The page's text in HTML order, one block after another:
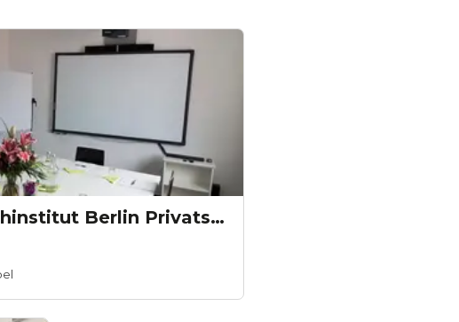
EinsA Sprachinstitut Berlin Privatsprachschule GmbH - Seminarraum B